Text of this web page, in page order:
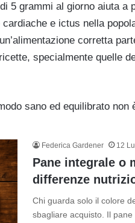
5 grammi al giorno aiuta a
e ictus nella
corretta
specialmente quelle
sano ed equilibrato non
Federica Gardener 12
Pane integrale o
differenze
Chi guarda solo il colore
sbagliare acquisto. Il